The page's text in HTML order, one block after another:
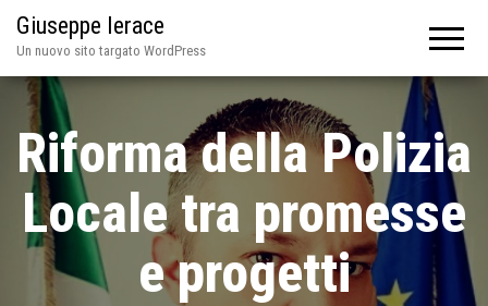
Giuseppe Ierace
Un nuovo sito targato WordPress
Riforma della Polizia
Locale tra promesse
e progetti